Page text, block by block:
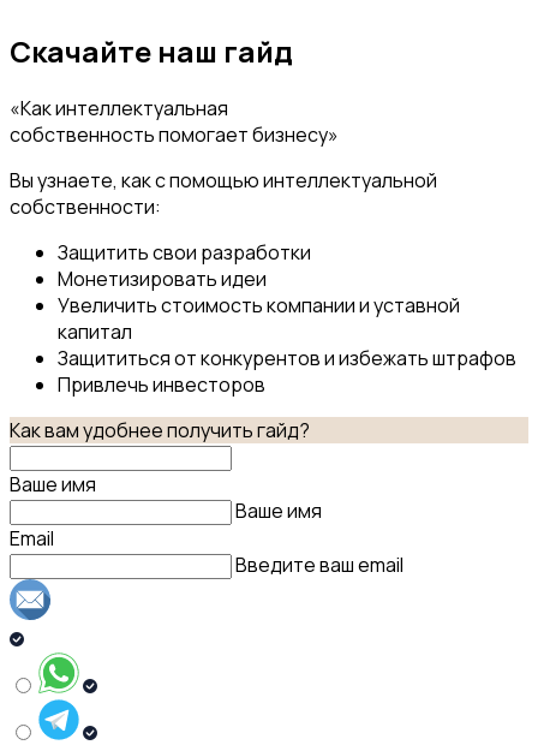
Скачайте наш гайд
«Как интеллектуальная
собственность помогает бизнесу»
Вы узнаете, как с помощью интеллектуальной
собственности:
Защитить свои разработки
Монетизировать идеи
Увеличить стоимость компании и уставной
капитал
Защититься от конкурентов и избежать штрафов
Привлечь инвесторов
Как вам удобнее получить гайд?
Ваше имя
Ваше имя
Email
Введите ваш email